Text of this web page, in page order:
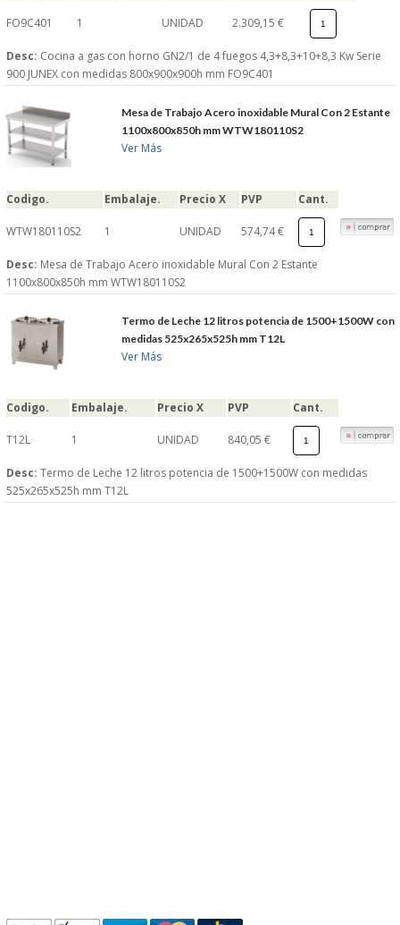
FO9C401 1 UNIDAD 2.309,15 €
Desc: Cocina a gas con horno GN2/1 de 4 fuegos 4,3+8,3+10+8,3 Kw Serie
900 JUNEX con medidas 800x900x900h mm FO9C401
Mesa de Trabajo Acero inoxidable Mural Con 2 Estante
1100x800x850h mm WTW180110S2
Ver Más
Codigo. Embalaje. Precio X PVP Cant.
WTW180110S2 1 UNIDAD 574,74 €
Desc: Mesa de Trabajo Acero inoxidable Mural Con 2 Estante
1100x800x850h mm WTW180110S2
Termo de Leche 12 litros potencia de 1500+1500W con
medidas 525x265x525h mm T12L
Ver Más
Codigo. Embalaje. Precio X PVP Cant.
T12L 1 UNIDAD 840,05 €
Desc: Termo de Leche 12 litros potencia de 1500+1500W con medidas
525x265x525h mm T12L